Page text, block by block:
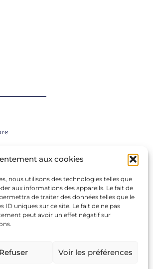
aux cookies
nous utilisons des technologies telles que
aux informations des appareils. Le fait de
de traiter des données telles que le
uniques sur ce site. Le fait de ne pas
peut avoir un effet négatif sur
Refuser Voir les préférences